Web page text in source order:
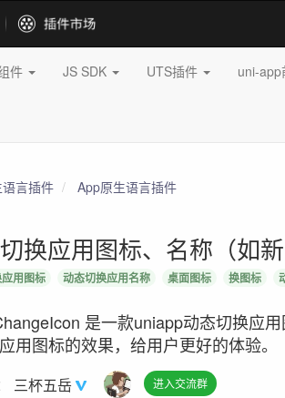
件 JS SDK UTS插件 uni-
言插件 App原生语言插件
换应用图标、名称（如
用图标 动态切换应用名称 桌面图标 换图标
是一款uniapp动态切换应
用图标的效果，给用户更好的体验。
三杯五岳 进入交流群